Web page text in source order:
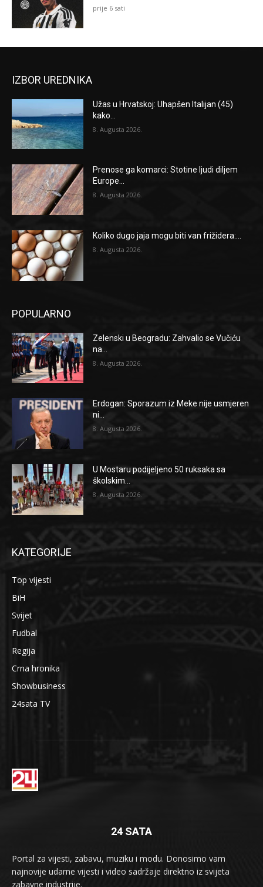
prije 6 sati
IZBOR UREDNIKA
Užas u Hrvatskoj: Uhapšen Italijan (45)
kako...
8. Augusta 2026.
Prenose ga komarci: Stotine ljudi diljem
Europe...
8. Augusta 2026.
Koliko dugo jaja mogu biti van frižidera:...
8. Augusta 2026.
POPULARNO
Zelenski u Beogradu: Zahvalio se Vučiću
na...
8. Augusta 2026.
Erdogan: Sporazum iz Meke nije usmjeren
ni...
8. Augusta 2026.
U Mostaru podijeljeno 50 ruksaka sa
školskim...
8. Augusta 2026.
KATEGORIJE
Top vijesti
BiH
Svijet
Fudbal
Regija
Crna hronika
Showbusiness
24sata TV
24 SATA
Portal za vijesti, zabavu, muziku i modu. Donosimo vam
najnovije udarne vijesti i video sadržaje direktno iz svijeta
zabavne industrije.